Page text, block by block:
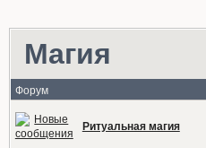
Магия
Форум
Ритуальная магия